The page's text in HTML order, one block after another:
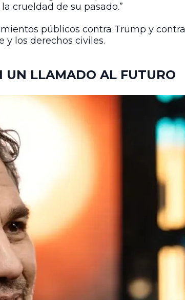
crueldad de su pasado.”
públicos contra Trump y contra
los derechos civiles.
UN LLAMADO AL FUTURO